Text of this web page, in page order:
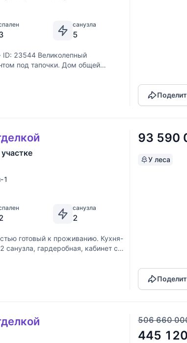
санузла
5
· ID: 23544 Великолепный
под тапочки. Дом общей
проекту в одном
столовая с выходом на
1
санузла
2
готовый к проживанию. Кухня-
санузла, гардеробная, кабинет с
постирочная. Лесной
93 590
У леса
506 660
445